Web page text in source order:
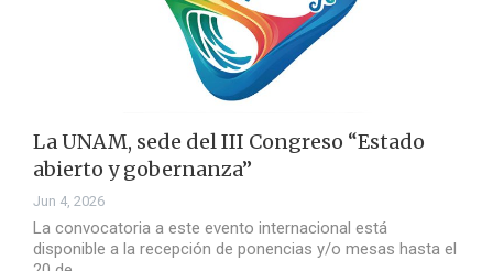
La UNAM, sede del III Congreso “Estado
abierto y gobernanza”
Jun 4, 2026
La convocatoria a este evento internacional está
disponible a la recepción de ponencias y/o mesas hasta el